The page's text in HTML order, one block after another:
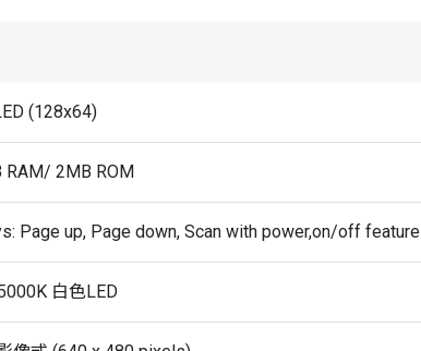
(128x64)
RAM/ 2MB ROM
Page up, Page down, Scan with power,on/off feature
白色LED